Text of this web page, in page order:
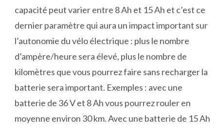
capacité peut varier entre 8 Ah et 15 Ah et c’est ce
dernier paramètre qui aura un impact important sur
l’autonomie du vélo électrique : plus le nombre
d’ampère/heure sera élevé, plus le nombre de
kilomètres que vous pourrez faire sans recharger la
batterie sera important. Exemples : avec une
batterie de 36 V et 8 Ah vous pourrez rouler en
moyenne environ 30 km. Avec une batterie de 15 Ah